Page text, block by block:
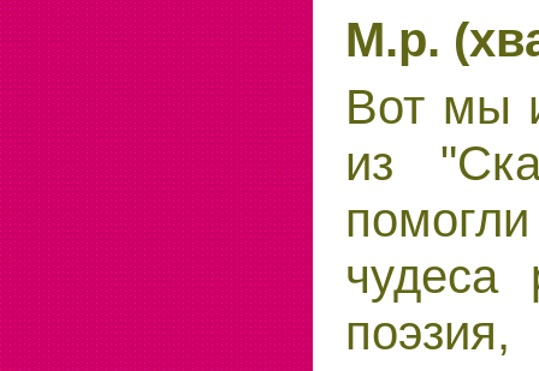
М.р.
Вот мы
из
чудеса